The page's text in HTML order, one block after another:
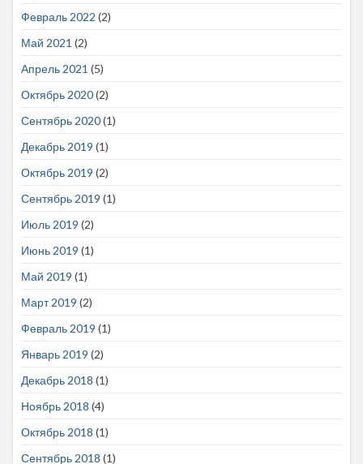
Февраль 2022 (2)
Май 2021 (2)
Апрель 2021 (5)
Октябрь 2020(2)
Сентябрь 2020(1)
Декабрь 2019 (1)
Октябрь 2019 (2)
Сентябрь 2019 (1)
Июль 2019 (2)
Июнь 2019 (1)
Май 2019 (1)
Март 2019 (2)
Февраль 2019 (1)
Январь 2019 (2)
Декабрь 2018 (1)
Ноябрь 2018 (4)
Октябрь 2018 (1)
Сентябрь 2018 (1)